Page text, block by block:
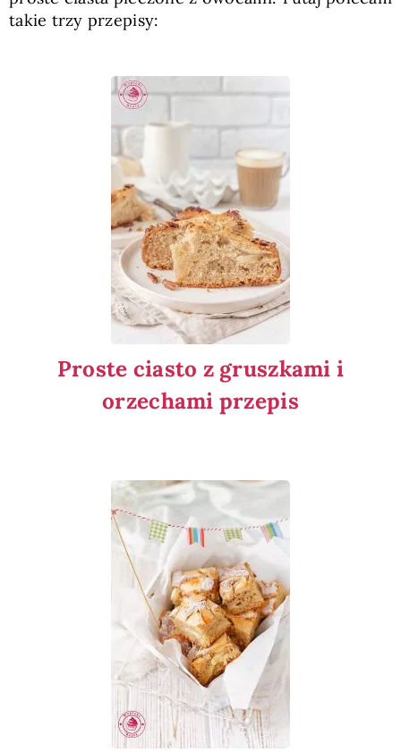
takie trzy przepisy:
Proste ciasto z gruszkami i
orzechami przepis